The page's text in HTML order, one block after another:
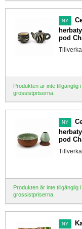
NY
pod
Produkten är inte tillgänglig
grossistpriserna.
NY
pod
Produkten är inte tillgänglig
grossistpriserna.
NY